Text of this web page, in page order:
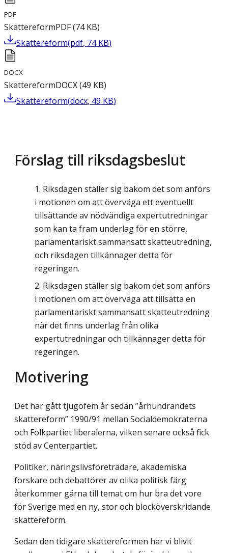
PDF
SkattereformPDF(74 KB)
Skattereform(pdf, 74 KB)
DOCX
SkattereformDOCX(49 KB)
Skattereform(docx, 49 KB)
Förslag till riksdagsbeslut
Riksdagen ställer sig bakom det som anförs
i motionen om att överväga ett eventuellt
tillsättande av nödvändiga expertutredningar
som kan ta fram underlag för en större,
parlamentariskt sammansatt skatteutredning,
och riksdagen tillkännager detta för
regeringen.
Riksdagen ställer sig bakom det som anförs
i motionen om att överväga att tillsätta en
parlamentariskt sammansatt skatteutredning
när det finns underlag från olika
expertutredningar och tillkännager detta för
regeringen.
Motivering
Det har gått tjugofem år sedan ”århundrandets
skattereform” 1990/91 mellan Socialdemokraterna
och Folkpartiet liberalerna, vilken senare också fick
stöd av Centerpartiet.
Politiker, näringslivsföreträdare, akademiska
forskare och debattörer av olika politisk färg
återkommer gärna till temat om hur bra det vore
för Sverige med en ny, stor och blocköverskridande
skattereform.
Sedan den tidigare skattereformen har vi blivit